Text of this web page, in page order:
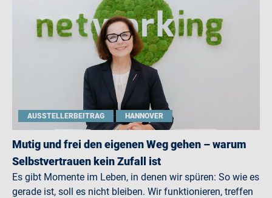
AUSSTELLERBEITRAG HANNOVER
Mutig und frei den eigenen Weg gehen – warum
Selbstvertrauen kein Zufall ist
Es gibt Momente im Leben, in denen wir spüren: So wie es
gerade ist, soll es nicht bleiben. Wir funktionieren, treffen